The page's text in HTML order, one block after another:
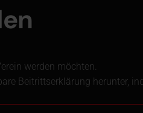
werden möchten.
Beitrittserklärung herunter,